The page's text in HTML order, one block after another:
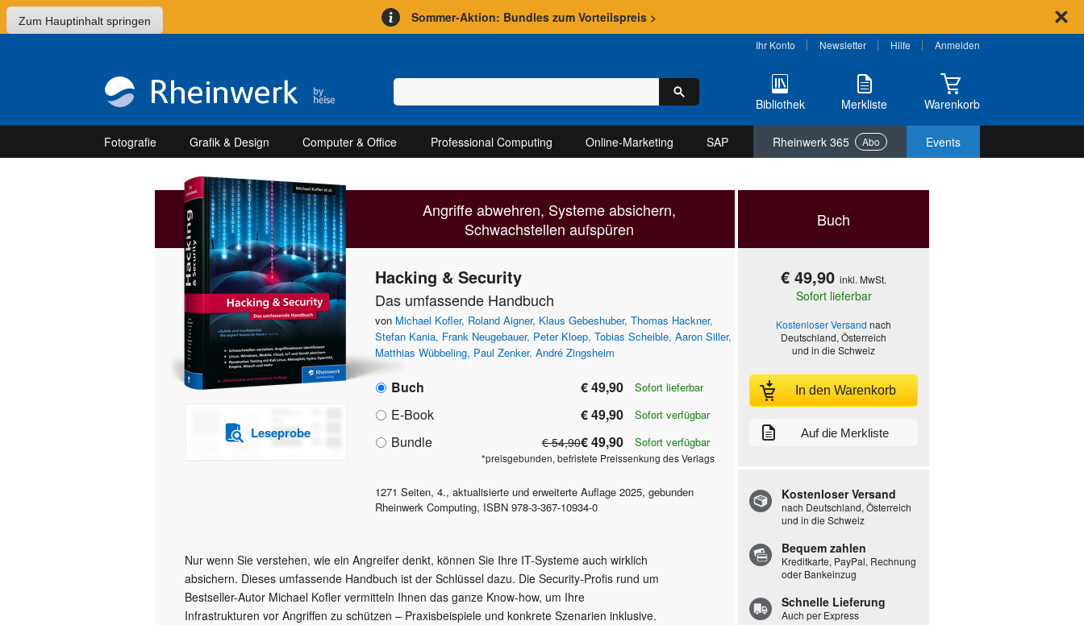
Zum Hauptinhalt springen Sommer-Aktion: Bundles zum Vorteilspreis >
Ihr Konto Newsletter Hilfe Anmelden
Bibliothek Merkliste Warenkorb
Fotografie Grafik & Design Computer & Office Professional Computing Online-Marketing SAP Rheinwerk 365 Abo Events
Angriffe abwehren, Systeme absichern,
Schwachstellen aufspüren
Leseprobe
Hacking & Security
Das umfassende Handbuch
von Michael Kofler, Roland Aigner, Klaus Gebeshuber, Thomas Hackner,
Stefan Kania, Frank Neugebauer, Peter Kloep, Tobias Scheible, Aaron Siller,
Matthias Wübbeling, Paul Zenker, André Zingsheim
Buch € 49,90 Sofort lieferbar
E-Book € 49,90 Sofort verfügbar
Bundle € 54,90€ 49,90
*preisgebunden, befristete Preissenkung des Verlags
Sofort verfügbar
1271 Seiten, 4., aktualisierte und erweiterte Auflage 2025, gebunden
Rheinwerk Computing, ISBN 978-3-367-10934-0
Nur wenn Sie verstehen, wie ein Angreifer denkt, können Sie Ihre IT-Systeme auch wirklich
absichern. Dieses umfassende Handbuch ist der Schlüssel dazu. Die Security-Profis rund um
Bestseller-Autor Michael Kofler vermitteln Ihnen das ganze Know-how, um Ihre
Infrastrukturen vor Angriffen zu schützen – Praxisbeispiele und konkrete Szenarien inklusive.
Buch
€ 49,90 inkl. MwSt.
Sofort lieferbar
Kostenloser Versand nach
Deutschland, Österreich
und in die Schweiz
In den Warenkorb
Auf die Merkliste
Kostenloser Versand
nach Deutschland, Österreich
und in die Schweiz
Bequem zahlen
Kreditkarte, PayPal, Rechnung
oder Bankeinzug
Schnelle Lieferung
Auch per Express